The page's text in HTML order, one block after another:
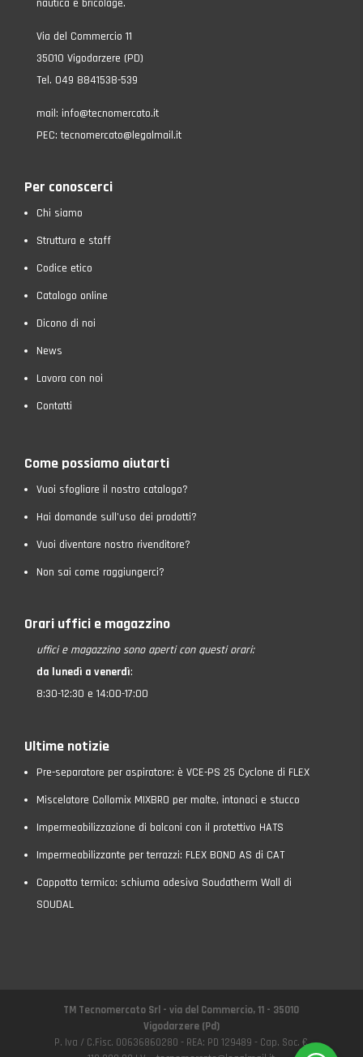
nautica e bricolage.
Via del Commercio 11
35010 Vigodarzere (PD)
Tel. 049 8841538-539
mail: info@tecnomercato.it
PEC:tecnomercato@legalmail.it
Per conoscerci
Chi siamo
Struttura e staff
Codice etico
Catalogo online
Dicono di noi
News
Lavora con noi
Contatti
Come possiamo aiutarti
Vuoi sfogliare il nostro catalogo?
Hai domande sull’uso dei prodotti?
Vuoi diventare nostro rivenditore?
Non sai come raggiungerci?
Orari uffici e magazzino
uffici e magazzino sono aperti con questi orari:
da lunedì a venerdì:
8:30-12:30 e 14:00-17:00
Ultime notizie
Pre-separatore per aspiratore: è VCE-PS 25 Cyclone di FLEX
Miscelatore Collomix MIXBRO per malte, intonaci e stucco
Impermeabilizzazione di balconi con il protettivo HATS
Impermeabilizzante per terrazzi: FLEX BOND AS di CAT
Cappotto termico: schiuma adesiva Soudatherm Wall di
SOUDAL
TM Tecnomercato Srl - via del Commercio, 11 - 35010
Vigodarzere (Pd)
P. Iva / C.Fisc. 00636860280 - REA: PD 129489 - Cap. Soc. €